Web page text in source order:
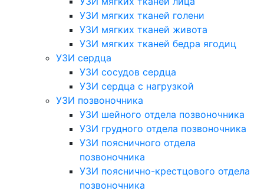
УЗИ мягких тканей голени
УЗИ мягких тканей живота
УЗИ мягких тканей бедра ягодиц
УЗИ сердца
УЗИ сосудов сердца
УЗИ сердца с нагрузкой
УЗИ позвоночника
УЗИ шейного отдела позвоночника
УЗИ грудного отдела позвоночника
УЗИ поясничного отдела
позвоночника
УЗИ пояснично-крестцового отдела
позвоночника